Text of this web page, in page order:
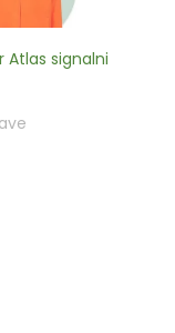
Atlas signalni